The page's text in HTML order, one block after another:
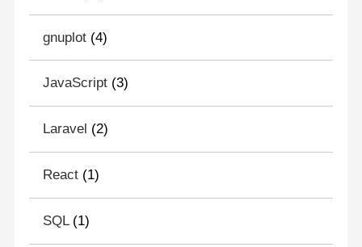
gnuplot(4)
JavaScript(3)
Laravel (2)
React(1)
SQL(1)